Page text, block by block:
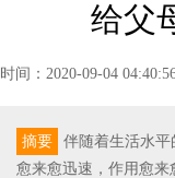
给父
时间：2020-09-04
摘要
伴随着生活水平
愈来愈迅速，作用愈